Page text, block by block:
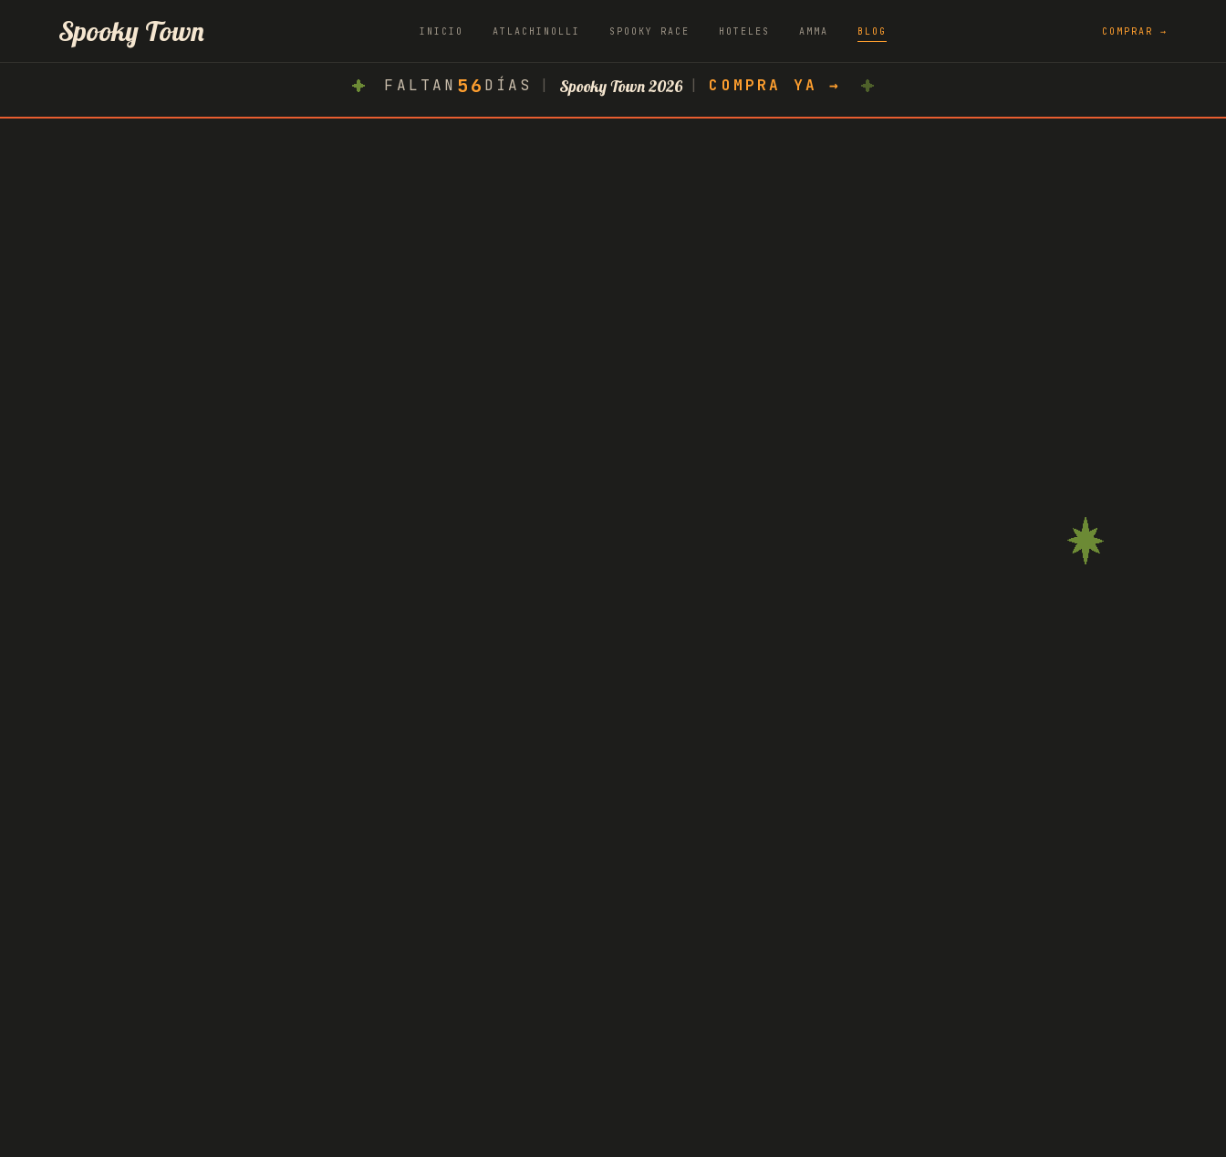
FALTAN 56 DÍAS Spooky Town 2026 COMPRA YA →
Spooky Town INICIO ATLACHINOLLI SPOOKY RACE HOTELES AMMA BLOG COMPRAR →
Inicio